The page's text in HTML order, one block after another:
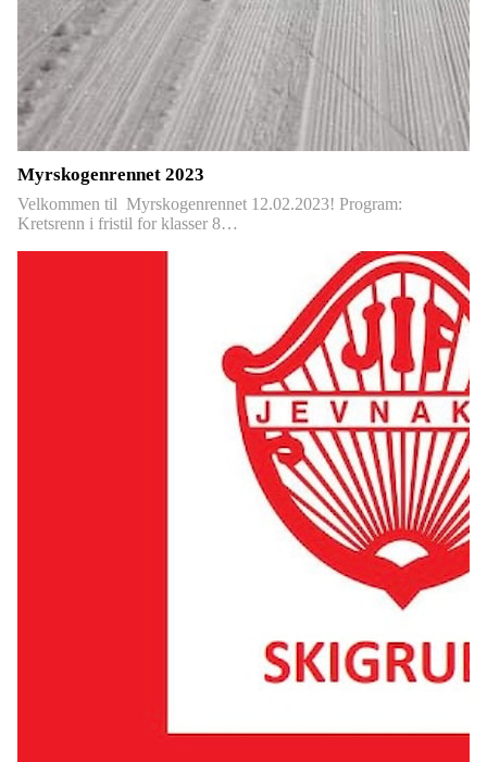
Myrskogenrennet 2023
Velkommen til Myrskogenrennet 12.02.2023! Program:
Kretsrenn i fristil for klasser 8…